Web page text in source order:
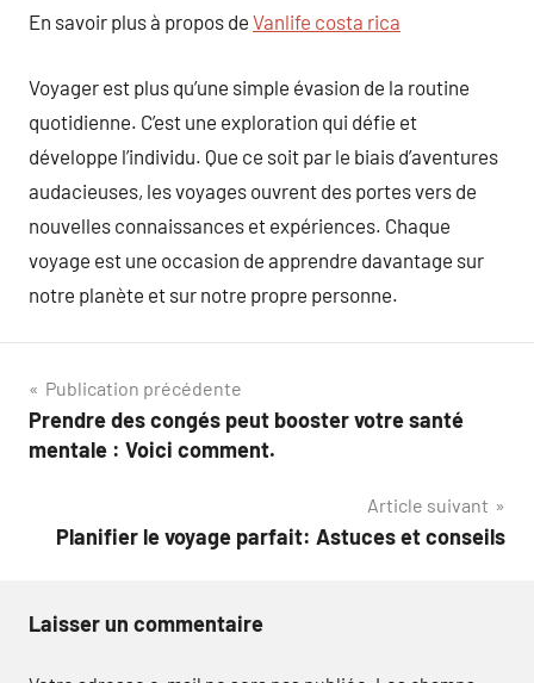
En savoir plus à propos de Vanlife costa rica
Voyager est plus qu’une simple évasion de la routine
quotidienne. C’est une exploration qui défie et
développe l’individu. Que ce soit par le biais d’aventures
audacieuses, les voyages ouvrent des portes vers de
nouvelles connaissances et expériences. Chaque
voyage est une occasion de apprendre davantage sur
notre planète et sur notre propre personne.
Navigation
de
Publication précédente
Prendre des congés peut booster votre santé
mentale : Voici comment.
Article suivant
Planifier le voyage parfait: Astuces et conseils
Laisser un commentaire